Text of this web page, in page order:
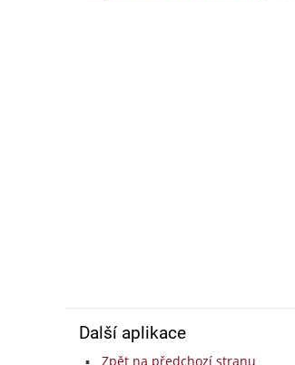
Další aplikace
Zpět na předchozí stranu